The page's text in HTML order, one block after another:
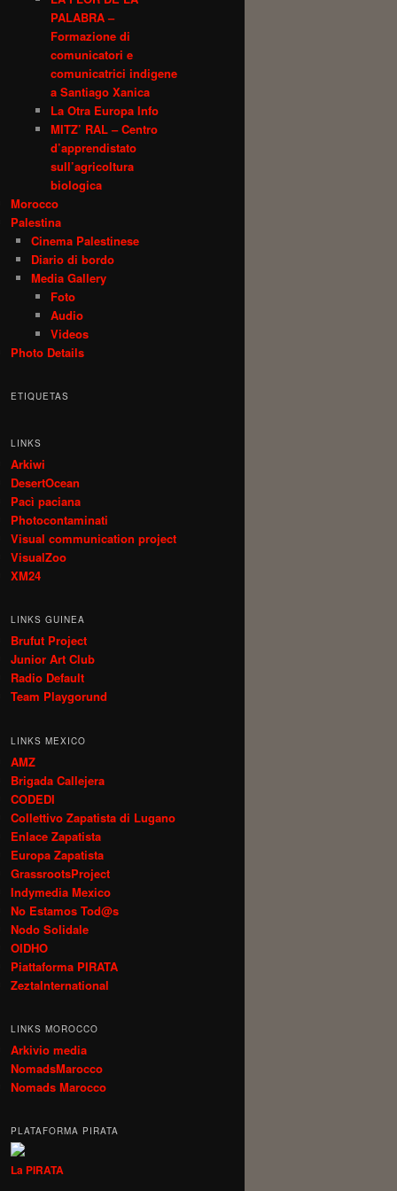
PALABRA –
Formazione di
comunicatori e
comunicatrici indigene
a Santiago Xanica
La Otra Europa Info
MITZ’ RAL – Centro
d’apprendistato
sull’agricoltura
biologica
Morocco
Palestina
Cinema Palestinese
Diario di bordo
Media Gallery
Foto
Audio
Videos
Photo Details
ETIQUETAS
LINKS
Arkiwi
DesertOcean
Pacì paciana
Photocontaminati
Visual communication project
VisualZoo
XM24
LINKS GUINEA
Brufut Project
Junior Art Club
Radio Default
Team Playgorund
LINKS MEXICO
AMZ
Brigada Callejera
CODEDI
Collettivo Zapatista di Lugano
Enlace Zapatista
Europa Zapatista
GrassrootsProject
Indymedia Mexico
No Estamos Tod@s
Nodo Solidale
OIDHO
Piattaforma PIRATA
ZeztaInternational
LINKS MOROCCO
Arkivio media
NomadsMarocco
Nomads Marocco
PLATAFORMA PIRATA
La PIRATA